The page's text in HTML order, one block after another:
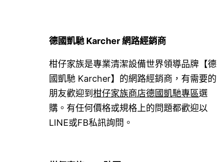
德國凱馳 Karcher 網路經銷商
柑仔家族是專業清潔設備世界領導品牌【德
國凱馳 Karcher】的網路經銷商，有需要的
朋友歡迎到 柑仔家族商店德國凱馳專區選
購。有任何價格或規格上的問題都歡迎以
LINE或FB私訊詢問。